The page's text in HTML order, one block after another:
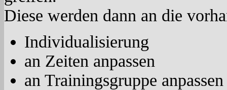
Diese werden dann an die
Individualisierung
an Zeiten anpassen
an Trainingsgruppe anpassen